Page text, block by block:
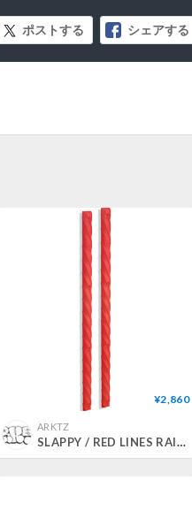
ポストする シェアする
¥2,860
ARKTZ
SLAPPY / RED LINES RAILS